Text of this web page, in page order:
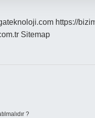
https://
Sitemap
?